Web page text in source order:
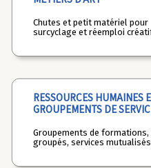
Chutes et petit matériel pour
surcyclage et réemploi
RESSOURCES HUMAINES
GROUPEMENTS DE
Groupements de formations,
groupés, services